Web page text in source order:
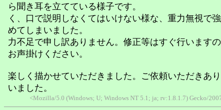
ら聞き耳を立てている様子です。
く、口で説明しなくてはいけない様な、重力無視で
めてしまいました。
力不足で申し訳ありません。修正等はすぐ行います
お声掛けください。
楽しく描かせていただきました。ご依頼いただきあ
いました。
<Mozilla/5.0 (Windows; U; Windows NT 5.1; ja; rv:1.8.1.7) Gecko/